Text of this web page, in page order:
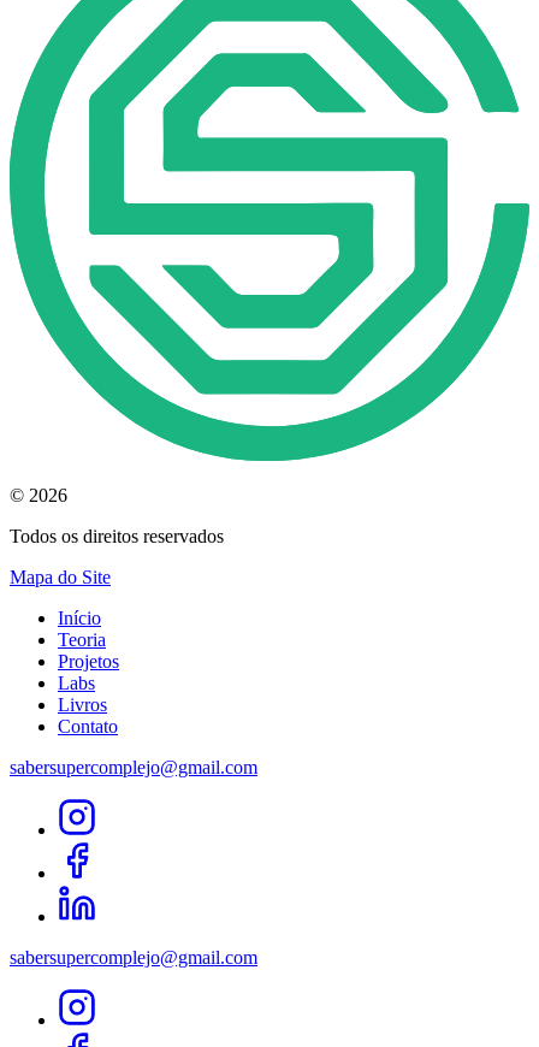
© 2026
Todos os direitos reservados
Mapa do Site
Início
Teoria
Projetos
Labs
Livros
Contato
sabersupercomplejo@gmail.com
sabersupercomplejo@gmail.com